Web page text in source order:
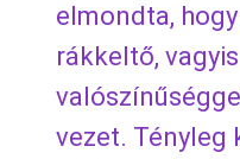
elmondta,
rákkeltő,
vezet. Tényleg